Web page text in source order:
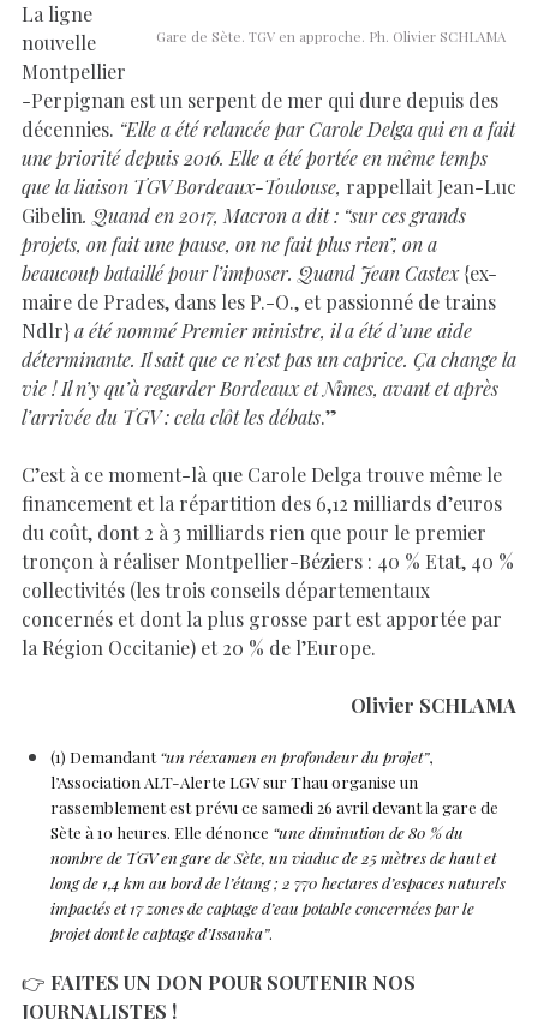
Gare de Sète. TGV en approche. Ph. Olivier SCHLAMA
La ligne
nouvelle
Montpellier
-Perpignan est un serpent de mer qui dure depuis des
décennies. “Elle a été relancée par Carole Delga qui en a fait
une priorité depuis 2016. Elle a été portée en même temps
que la liaison TGV Bordeaux-Toulouse, rappellait Jean-Luc
Gibelin. Quand en 2017, Macron a dit : “sur ces grands
projets, on fait une pause, on ne fait plus rien”, on a
beaucoup bataillé pour l’imposer. Quand Jean Castex{ex-
maire de Prades, dans les P.-O., et passionné de trains
Ndlr}a été nommé Premier ministre, il a été d’une aide
déterminante. Il sait que ce n’est pas un caprice. Ça change la
vie ! Il n’y qu’à regarder Bordeaux et Nîmes, avant et après
l’arrivée du TGV : cela clôt les débats.”
C’est à ce moment-là que Carole Delga trouve même le
financement et la répartition des 6,12 milliards d’euros
du coût, dont 2 à 3 milliards rien que pour le premier
tronçon à réaliser Montpellier-Béziers : 40 % Etat, 40 %
collectivités (les trois conseils départementaux
concernés et dont la plus grosse part est apportée par
la Région Occitanie) et 20 % de l’Europe.
Olivier SCHLAMA
(1) Demandant“un réexamen en profondeur du projet”,
l’Association ALT-Alerte LGV sur Thau organise un
rassemblement est prévu ce samedi 26 avril devant la gare de
Sète à 10 heures. Elle dénonce “une diminution de 80 % du
nombre de TGV en gare de Sète, un viaduc de 25 mètres de haut et
long de 1,4 km au bord de l’étang ; 2 770 hectares d’espaces naturels
impactés et 17 zones de captage d’eau potable concernées par le
projet dont le captage d’Issanka”.
👉 FAITES UN DON POUR SOUTENIR NOS
JOURNALISTES !